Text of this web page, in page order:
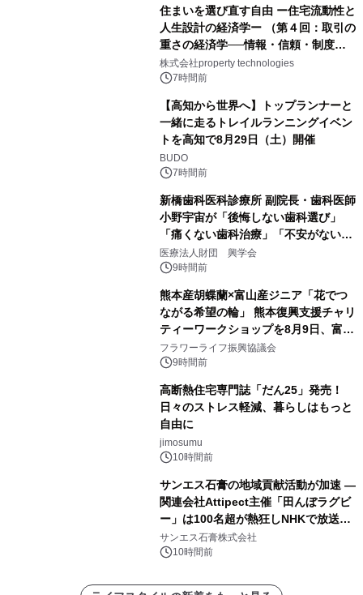
住まいを選び直す自由 ー住宅流動性と
人生設計の経済学ー （第４回：取引の
重さの経済学──情報・信頼・制度を
PropTechはどう組み替えるか）｜
PropTech-Lab
株式会社property technologies
7時間前
【高知から世界へ】トップランナーと
一緒に走るトレイルランニングイベン
トを高知で8月29日（土）開催
BUDO
7時間前
新橋歯科医科診療所 副院長・歯科医師
小野宇宙が「後悔しない歯科選び」
「痛くない歯科治療」「不安がない治
療計画」をテーマに専門監修
医療法人財団 興学会
9時間前
熊本産胡蝶蘭×富山産ジニア「花でつ
ながる希望の輪」 熊本復興支援チャリ
ティーワークショップを8月9日、富
山・射水で開催
フラワーライフ振興協議会
9時間前
高断熱住宅専門誌「だん25」発売！
日々のストレス軽減、暮らしはもっと
自由に
jimosumu
10時間前
サンエス石膏の地域貢献活動が加速 ―
関連会社Attipect主催「田んぼラグビ
ー」は100名超が熱狂しNHKで放送さ
れました。
サンエス石膏株式会社
10時間前